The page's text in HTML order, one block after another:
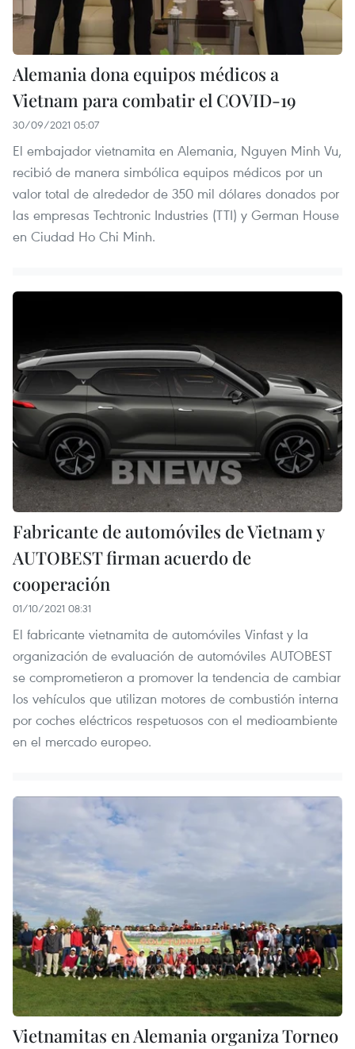
Alemania dona equipos médicos a
Vietnam para combatir el COVID-19
30/09/2021 05:07
El embajador vietnamita en Alemania, Nguyen Minh Vu,
recibió de manera simbólica equipos médicos por un
valor total de alrededor de 350 mil dólares donados por
las empresas Techtronic Industries (TTI) y German House
en Ciudad Ho Chi Minh.
Fabricante de automóviles de Vietnam y
AUTOBEST firman acuerdo de
cooperación
01/10/2021 08:31
El fabricante vietnamita de automóviles Vinfast y la
organización de evaluación de automóviles AUTOBEST
se comprometieron a promover la tendencia de cambiar
los vehículos que utilizan motores de combustión interna
por coches eléctricos respetuosos con el medioambiente
en el mercado europeo.
Vietnamitas en Alemania organiza Torneo